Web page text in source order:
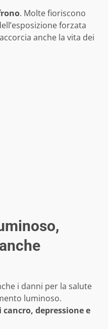
. Molte fioriscono
forzata
anche la vita dei
i danni per la salute
luminoso.
cancro, depressione e